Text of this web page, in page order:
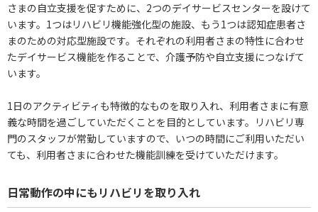
さまの自立支援を促すために、2つのデイサービスセンターを設けて
います。1つはリハビリ機能強化型の施設、もう1つは認知症患者さ
まのための対応型施設です。それぞれの利用者さまの特性に合わせ
たデイサービス機能を作ることで、介護予防や自立支援につなげて
います。
1日のアクティビティも特徴的なものを取り入れ、利用者さまに有意
義な時間を過ごしていただくことを目的としています。リハビリ専
門のスタッフが常勤していますので、いつの時間にご利用いただい
ても、利用者さまに合わせた機能訓練を受けていただけます。
日常動作の中にもリハビリを取り入れ